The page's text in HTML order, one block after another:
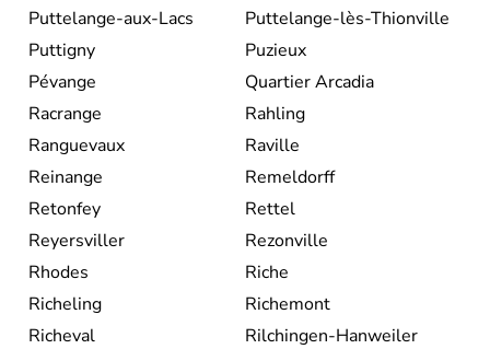
Puttelange-aux-Lacs
Puttelange-lès-Thionville
Puttigny
Puzieux
Pévange
Quartier Arcadia
Racrange
Rahling
Ranguevaux
Raville
Reinange
Remeldorff
Retonfey
Rettel
Reyersviller
Rezonville
Rhodes
Riche
Richeling
Richemont
Richeval
Rilchingen-Hanweiler